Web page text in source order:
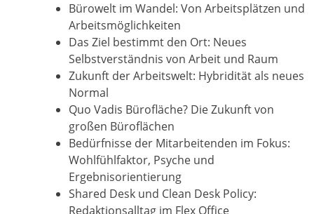
Bürowelt im Wandel: Von Arbeitsplätzen und
Arbeitsmöglichkeiten
Das Ziel bestimmt den Ort: Neues
Selbstverständnis von Arbeit und Raum
Zukunft der Arbeitswelt: Hybridität als neues
Normal
Quo Vadis Bürofläche? Die Zukunft von
großen Büroflächen
Bedürfnisse der Mitarbeitenden im Fokus:
Wohlfühlfaktor, Psyche und
Ergebnisorientierung
Shared Desk und Clean Desk Policy:
Redaktionsalltag im Flex Office